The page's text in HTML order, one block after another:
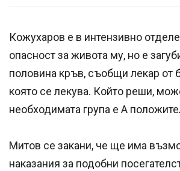
Кожухаров е в интензивно
опасност за живота му, но е
половина кръв, съобщи лекар от
която се лекува. Който реши,
необходимата група е А
Митов се закани, че ще има
наказания за подобни